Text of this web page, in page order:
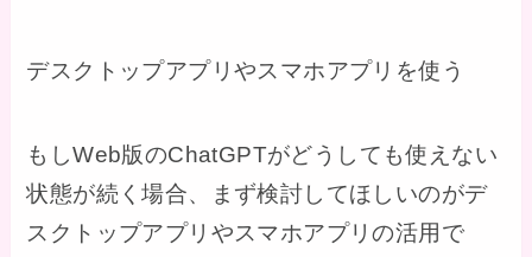
デスクトップアプリやスマホアプリを使う
もしWeb版のChatGPTがどうしても使えない
状態が続く場合、まず検討してほしいのがデ
スクトップアプリやスマホアプリの活用で